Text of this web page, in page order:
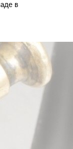
в